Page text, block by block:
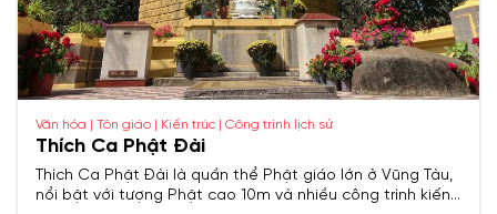
Văn hóa | Tôn giáo | Kiến trúc | Công trình lịch sử
Thích Ca Phật Đài
Thích Ca Phật Đài là quần thể Phật giáo lớn ở Vũng Tàu,
nổi bật với tượng Phật cao 10m và nhiều công trình kiến